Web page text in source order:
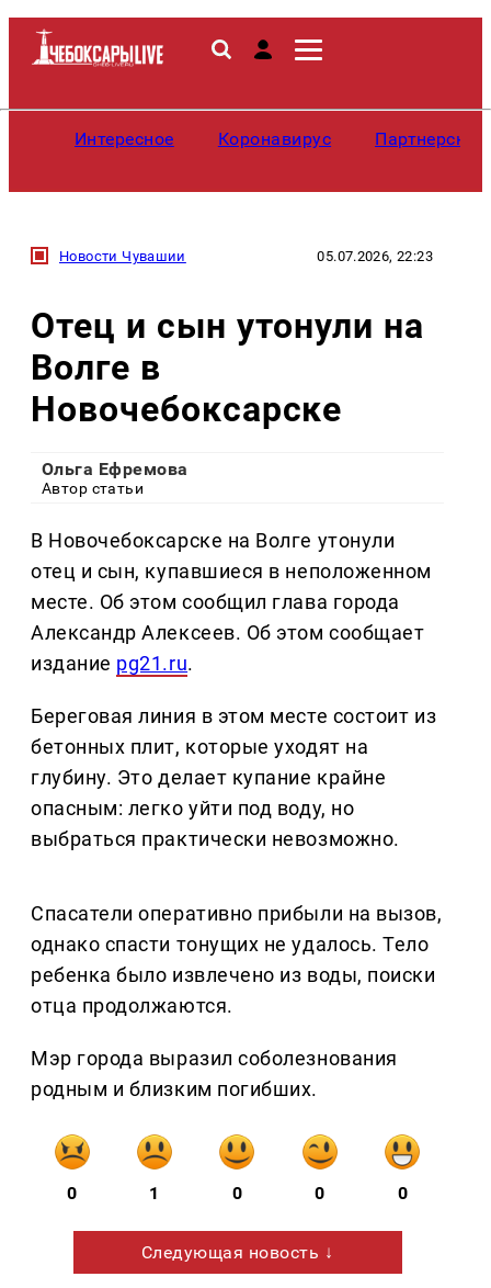
Интересное Коронавирус
Новости Чувашии 05.07.2026, 22:23
Отец и сын утонули на
Волге в
Новочебоксарске
Ольга Ефремова
Автор статьи
В Новочебоксарске на Волге утонули
отец и сын, купавшиеся в неположенном
месте. Об этом сообщил глава города
Александр Алексеев. Об этом сообщает
издание pg21.ru.
Береговая линия в этом месте состоит из
бетонных плит, которые уходят на
глубину. Это делает купание крайне
опасным: легко уйти под воду, но
выбраться практически невозможно.
Спасатели оперативно прибыли на вызов,
однако спасти тонущих не удалось. Тело
ребенка было извлечено из воды, поиски
отца продолжаются.
Мэр города выразил соболезнования
родным и близким погибших.
0 1 0 0 0
Следующая новость ↓